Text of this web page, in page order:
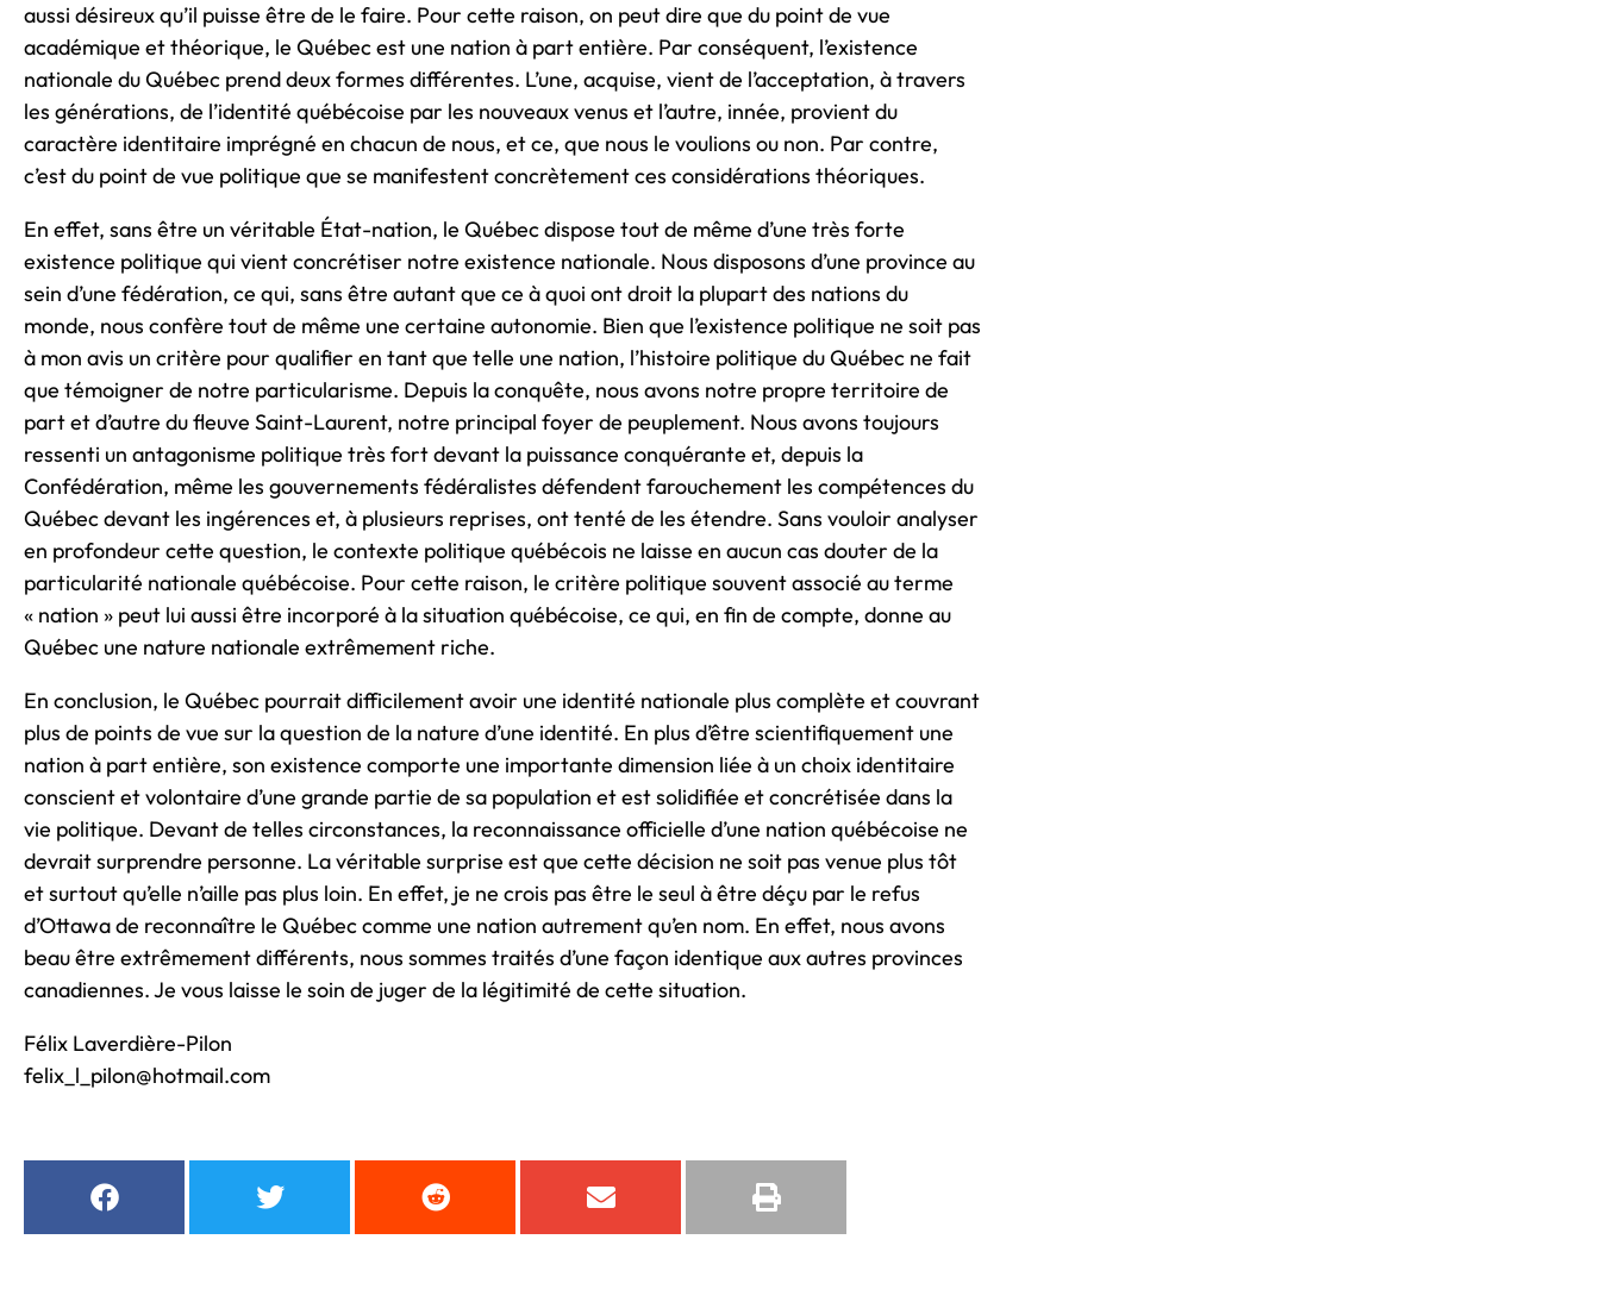
aussi désireux qu’il puisse être de le faire. Pour cette raison, on peut dire que du point de vue
académique et théorique, le Québec est une nation à part entière. Par conséquent, l’existence
nationale du Québec prend deux formes différentes. L’une, acquise, vient de l’acceptation, à travers
les générations, de l’identité québécoise par les nouveaux venus et l’autre, innée, provient du
caractère identitaire imprégné en chacun de nous, et ce, que nous le voulions ou non. Par contre,
c’est du point de vue politique que se manifestent concrètement ces considérations théoriques.
En effet, sans être un véritable État-nation, le Québec dispose tout de même d’une très forte
existence politique qui vient concrétiser notre existence nationale. Nous disposons d’une province au
sein d’une fédération, ce qui, sans être autant que ce à quoi ont droit la plupart des nations du
monde, nous confère tout de même une certaine autonomie. Bien que l’existence politique ne soit pas
à mon avis un critère pour qualifier en tant que telle une nation, l’histoire politique du Québec ne fait
que témoigner de notre particularisme. Depuis la conquête, nous avons notre propre territoire de
part et d’autre du fleuve Saint-Laurent, notre principal foyer de peuplement. Nous avons toujours
ressenti un antagonisme politique très fort devant la puissance conquérante et, depuis la
Confédération, même les gouvernements fédéralistes défendent farouchement les compétences du
Québec devant les ingérences et, à plusieurs reprises, ont tenté de les étendre. Sans vouloir analyser
en profondeur cette question, le contexte politique québécois ne laisse en aucun cas douter de la
particularité nationale québécoise. Pour cette raison, le critère politique souvent associé au terme
« nation » peut lui aussi être incorporé à la situation québécoise, ce qui, en fin de compte, donne au
Québec une nature nationale extrêmement riche.
En conclusion, le Québec pourrait difficilement avoir une identité nationale plus complète et couvrant
plus de points de vue sur la question de la nature d’une identité. En plus d’être scientifiquement une
nation à part entière, son existence comporte une importante dimension liée à un choix identitaire
conscient et volontaire d’une grande partie de sa population et est solidifiée et concrétisée dans la
vie politique. Devant de telles circonstances, la reconnaissance officielle d’une nation québécoise ne
devrait surprendre personne. La véritable surprise est que cette décision ne soit pas venue plus tôt
et surtout qu’elle n’aille pas plus loin. En effet, je ne crois pas être le seul à être déçu par le refus
d’Ottawa de reconnaître le Québec comme une nation autrement qu’en nom. En effet, nous avons
beau être extrêmement différents, nous sommes traités d’une façon identique aux autres provinces
canadiennes. Je vous laisse le soin de juger de la légitimité de cette situation.
Félix Laverdière-Pilon
felix_l_pilon@hotmail.com